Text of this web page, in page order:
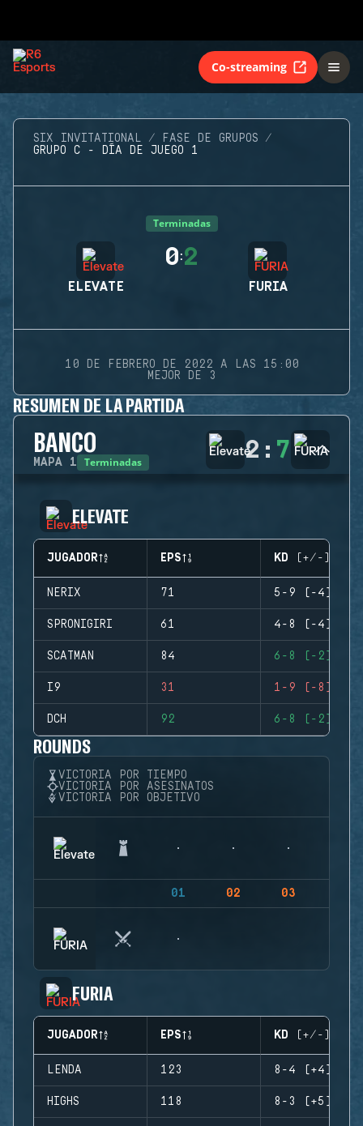
Co-streaming
SIX INVITATIONAL
FASE DE GRUPOS
GRUPO C - DÍA DE JUEGO 1
Terminadas
ELEVATE
0:2
FURIA
10 DE FEBRERO DE 2022 A LAS 15:00
MEJOR DE 3
RESUMEN DE LA PARTIDA
BANCO
MAPA 1 Terminadas 2 : 7
ELEVATE
JUGADOR EPS KD (+/-)
NERIX 71 5-9 (-4)
SPRONIGIRI 61 4-8 (-4)
SCATMAN 84 6-8 (-2)
I9 31 1-9 (-8)
DCH 92 6-8 (-2)
ROUNDS
VICTORIA POR TIEMPO
VICTORIA POR ASESINATOS
VICTORIA POR OBJETIVO
01 02 03
FURIA
JUGADOR EPS KD (+/-)
LENDA 123 8-4 (+4)
HIGHS 118 8-3 (+5)